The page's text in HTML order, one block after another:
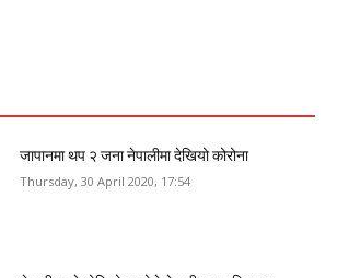
जापानमा थप २ जना नेपालीमा देखियो कोरोना
Thursday, 30 April 2020, 17:54